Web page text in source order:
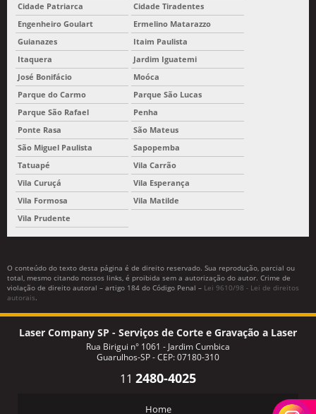
Cidade Patriarca
Cidade Tiradentes
Engenheiro Goulart
Ermelino Matarazzo
Guianazes
Itaim Paulista
Itaquera
Jardim Iguatemi
José Bonifácio
Moóca
Parque do Carmo
Parque São Lucas
Parque São Rafael
Penha
Ponte Rasa
São Mateus
São Miguel Paulista
Sapopemba
Tatuapé
Vila Carrão
Vila Curuçá
Vila Esperança
Vila Formosa
Vila Matilde
Vila Prudente
O conteúdo do texto desta página é de direito reservado. Sua reprodução, parcial ou
total, mesmo citando nossos links, é proibida sem a autorização do autor. Crime de
violação de direito autoral – artigo 184 do Código Penal – Lei 9610/98 - Lei de direitos
autorais.
Laser Company SP - Serviços de Corte e Gravação a Laser
Rua Birigui n° 1061 - Jardim Cumbica
Guarulhos-SP - CEP: 07180-310
11 2480-4025
Home